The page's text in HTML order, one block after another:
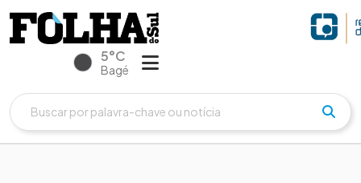
5°C
Bagé